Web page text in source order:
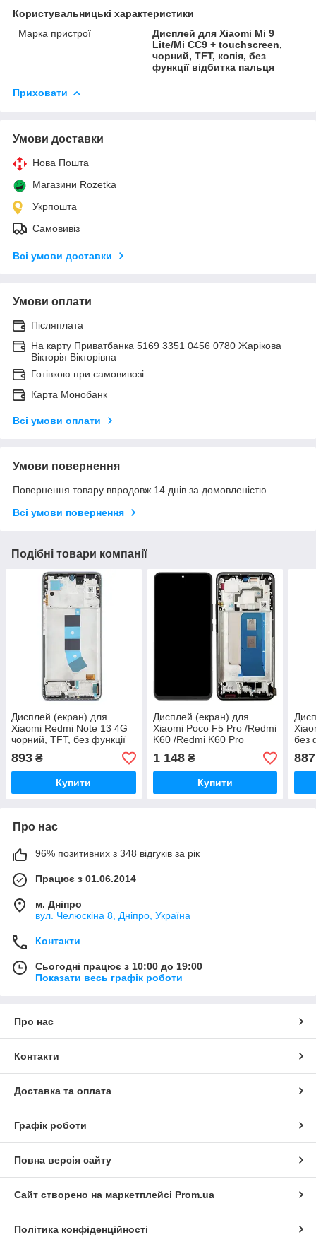
Користувальницькі характеристики
Марка пристрої
Дисплей для Xiaomi Mi 9
Lite/Mi CC9 + touchscreen,
чорний, TFT, копія, без
функції відбитка пальця
Приховати
Умови доставки
Нова Пошта
Магазини Rozetka
Укрпошта
Самовивіз
Всі умови доставки
Умови оплати
Післяплата
На карту Приватбанка 5169 3351 0456 0780 Жарікова
Вікторія Вікторівна
Готівкою при самовивозі
Карта Монобанк
Всі умови оплати
Умови повернення
Повернення товару впродовж 14 днів за домовленістю
Всі умови повернення
Подібні товари компанії
Дисплей (екран) для
Xiaomi Redmi Note 13 4G
чорний, TFT, без функції
відбитка пальця, з рамкою
синього
893 ₴
Купити
Дисплей (екран) для
Xiaomi Poco F5 Pro /Redmi
K60 /Redmi K60 Pro
чорний, TFT, без функції
відбитка пальця, з
рамкою, Black
1 148₴
Купити
без
887
Про нас
96% позитивних з 348 відгуків за рік
Працює з 01.06.2014
м. Дніпро
вул. Челюскіна 8, Дніпро, Україна
Контакти
Сьогодні працює з 10:00 до 19:00
Показати весь графік роботи
Про нас
Контакти
Доставка та оплата
Графік роботи
Повна версія сайту
Сайт створено на маркетплейсі Prom.ua
Політика конфіденційності